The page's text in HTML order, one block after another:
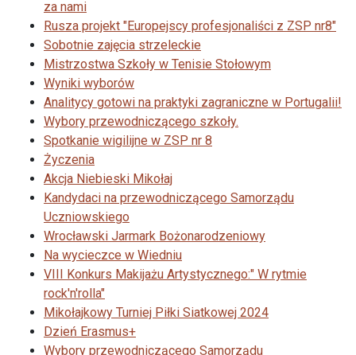
za nami
Rusza projekt "Europejscy profesjonaliści z ZSP nr8"
Sobotnie zajęcia strzeleckie
Mistrzostwa Szkoły w Tenisie Stołowym
Wyniki wyborów
Analitycy gotowi na praktyki zagraniczne w Portugalii!
Wybory przewodniczącego szkoły.
Spotkanie wigilijne w ZSP nr 8
Życzenia
Akcja Niebieski Mikołaj
Kandydaci na przewodniczącego Samorządu
Uczniowskiego
Wrocławski Jarmark Bożonarodzeniowy
Na wycieczce w Wiedniu
VIII Konkurs Makijażu Artystycznego:" W rytmie
rock'n'rolla"
Mikołajkowy Turniej Piłki Siatkowej 2024
Dzień Erasmus+
Wybory przewodniczącego Samorządu